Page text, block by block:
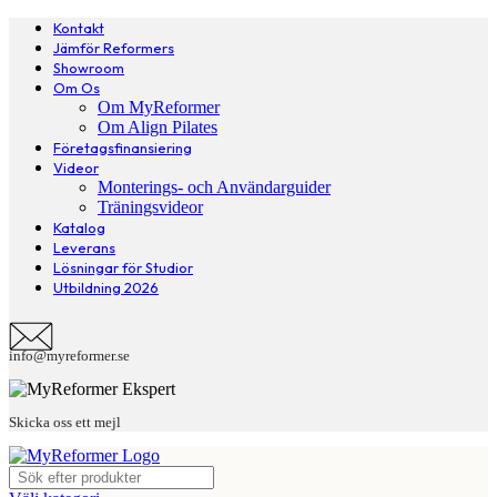
Kontakt
Jämför Reformers
Showroom
Om Os
Om MyReformer
Om Align Pilates
Företagsfinansiering
Videor
Monterings- och Användarguider
Träningsvideor
Katalog
Leverans
Lösningar för Studior
Utbildning 2026
info@myreformer.se
Skicka oss ett mejl